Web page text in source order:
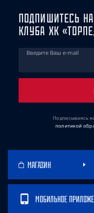
ПОДПИШИТЕСЬ
КЛУБА ХК
Введите Ваш e-mail
Подписываясь
политикой
МАГАЗИН
МОБИЛЬНОЕ